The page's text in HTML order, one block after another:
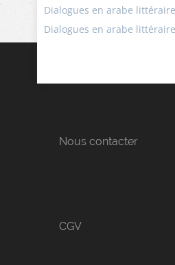
Dialogues en arabe
Dialogues en arabe
Nous contacter
CGV